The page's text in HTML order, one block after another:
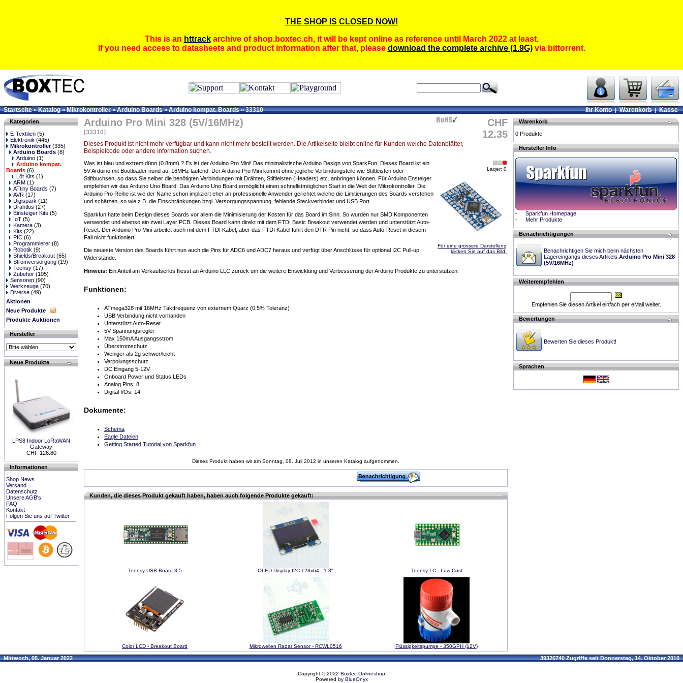
THE SHOP IS CLOSED NOW!
This is an httrackarchive of shop.boxtec.ch, it will be kept online as reference until March 2022 at least.
If you need access to datasheets and product information after that, please download the complete archive (1.9G)via bittorrent.
Startseite»Katalog»Mikrokontroller»Arduino Boards»Arduino kompat. Boards»33310 Ihr Konto|Warenkorb|Kasse
Kategorien
E-Textilien (5)
Elektronik (445)
Mikrokontroller(335)
Arduino Boards (8)
Arduino (1)
Arduino kompat.
Boards (6)
Löt Kits (1)
ARM (1)
ATtiny Boards (7)
AVR (17)
Digispark (11)
Drahtlos (27)
Einsteiger Kits (5)
IoT (5)
Kamera (3)
Kits (22)
PIC (6)
Programmierer (8)
Robotik (9)
Shields/Breakout (65)
Stromversorgung (19)
Teensy (17)
Zubehör (105)
Sensoren (90)
Werkzeuge (70)
Diverse (49)
Aktionen
Neue Produkte
Produkte Auktionen
Hersteller
Neue Produkte
LPS8 Indoor LoRaWAN
Gateway
CHF 126.80
Informationen
Shop News
Versand
Datenschutz
Unsere AGB's
FAQ
Kontakt
Folgen Sie uns auf Twitter
Arduino Pro Mini 328 (5V/16MHz)
[33310]
CHF
12.35
Dieses Produkt ist nicht mehr verfügbar und kann nicht mehr bestellt werden. Die Artikelseite bleibt online für Kunden welche Datenblätter,
Beispielcode oder andere Information suchen.
Laqer: 0
Für eine grössere Darstellung
klicken Sie auf das Bild.
Was ist blau und extrem dünn (0.8mm) ? Es ist der Arduino Pro Mini! Das minimalistische Arduino Design von SparkFun. Dieses Board ist ein
5V Arduino mit Bootloader nund auf 16MHz laufend. Der Arduino Pro Mini kommt ohne jegliche Verbindungsteile wie Stiftleisten oder
Stiftbuchsen, so dass Sie selber die benötigten Verbindungen mit Drähten, Stiftleisten (Headers) etc. anbringen können. Für Arduino Ensteiger
empfehlen wir das Arduino Uno Board. Das Arduino Uno Board ermöglicht einen schnellstmöglichen Start in die Welt der Mikrokontroller. Die
Arduino Pro Reihe ist wie der Name schon impliziert eher an professionelle Anwender gerichtet welche die Limitierungen des Boards verstehen
und schätzen, so wie z.B. die Einschränkungen bzgl. Versorgungsspannung, fehlende Steckverbinder und USB Port.
Sparkfun hatte beim Design dieses Boards vor allem die Minimisierung der Kosten für das Board im Sinn. So wurden nur SMD Komponenten
verwendet und ebenso ein zwei Layer PCB. Dieses Board kann direkt mit dem FTDI Basic Breakout verwendet werden und unterstützt Auto-
Reset. Der Arduino Pro Mini arbeitet auch mit dem FTDI Kabel, aber das FTDI Kabel führt den DTR Pin nicht, so dass Auto-Reset in diesem
Fall nicht funktioniert.
Die neueste Version des Boards führt nun auch die Pins für ADC6 und ADC7 heraus und verfügt über Anschlüsse für optional I2C Pull-up
Widerstände.
Hinweis: Ein Anteil am Verkaufserlös fliesst an Arduino LLC zurück um die weitere Entwicklung und Verbesserung der Arduino Produkte zu unterstützen.
Funktionen:
ATmega328 mit 16MHz Taktfrequenz von externem Quarz (0.5% Toleranz)
USB Verbindung nicht vorhanden
Unterstützt Auto-Reset
5V Spannungsregler
Max 150mA Ausgangsstrom
Überstromschutz
Weniger als 2g schwer/leicht
Verpolungsschutz
DC Eingang 5-12V
Onboard Power und Status LEDs
Analog Pins: 8
Digital I/Os: 14
Dokumente:
Schema
Eagle Dateien
Getting Started Tutorial von Sparkfun
Dieses Produkt haben wir am Sonntag, 08. Juli 2012 in unseren Katalog aufgenommen.
Kunden, die dieses Produkt gekauft haben, haben auch folgende Produkte gekauft:
Teensy USB Board 3.5 OLED Display I2C 128x64 - 1.3" Teensy LC - Low Cost
Color LCD - Breakout Board Mikrowellen Radar Sensor - RCWL0516 Flüssigkeitspumpe - 350GPH (12V)
Warenkorb
0 Produkte
Hersteller Info
-
Sparkfun Homepage
-
Mehr Produkte
Benachrichtigungen
Benachrichtigen Sie mich beim nächsten
Lagereingangs dieses Artikels Arduino Pro Mini 328
(5V/16MHz)
Weiterempfehlen
Empfehlen Sie diesen Artikel einfach per eMail weiter.
Bewertungen
Bewerten Sie dieses Produkt!
Sprachen
Mittwoch, 05. Januar 2022 39326740 Zugriffe seit Donnerstag, 14. Oktober 2010
Copyright © 2022 Boxtec Onlineshop
Powered by BlueOnyx